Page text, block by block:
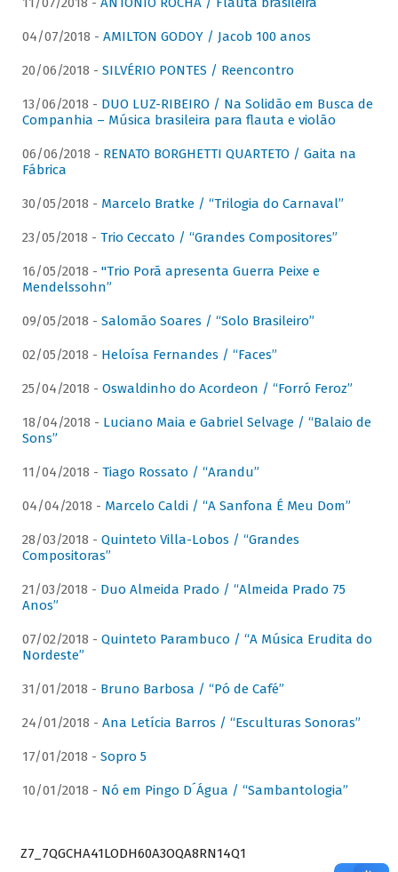
04/07/2018 - AMILTON GODOY / Jacob 100 anos
20/06/2018 - SILVÉRIO PONTES / Reencontro
13/06/2018 - DUO LUZ-RIBEIRO / Na Solidão em Busca de
Companhia – Música brasileira para flauta e violão
06/06/2018 - RENATO BORGHETTI QUARTETO / Gaita na
Fábrica
30/05/2018 - Marcelo Bratke / “Trilogia do Carnaval”
23/05/2018 - Trio Ceccato / “Grandes Compositores”
16/05/2018 - "Trio Porã apresenta Guerra Peixe e
Mendelssohn”
09/05/2018 - Salomão Soares / “Solo Brasileiro”
02/05/2018 - Heloísa Fernandes / “Faces”
25/04/2018 - Oswaldinho do Acordeon / “Forró Feroz”
18/04/2018 - Luciano Maia e Gabriel Selvage / “Balaio de
Sons”
11/04/2018 - Tiago Rossato / “Arandu”
04/04/2018 - Marcelo Caldi / “A Sanfona É Meu Dom”
28/03/2018 - Quinteto Villa-Lobos / “Grandes
Compositoras”
21/03/2018 - Duo Almeida Prado / “Almeida Prado 75
Anos”
07/02/2018 - Quinteto Parambuco / “A Música Erudita do
Nordeste”
31/01/2018 - Bruno Barbosa / “Pó de Café”
24/01/2018 - Ana Letícia Barros / “Esculturas Sonoras”
17/01/2018 - Sopro 5
10/01/2018 - Nó em Pingo D´Água / “Sambantologia”
Z7_7QGCHA41LODH60A3OQA8RN14Q1